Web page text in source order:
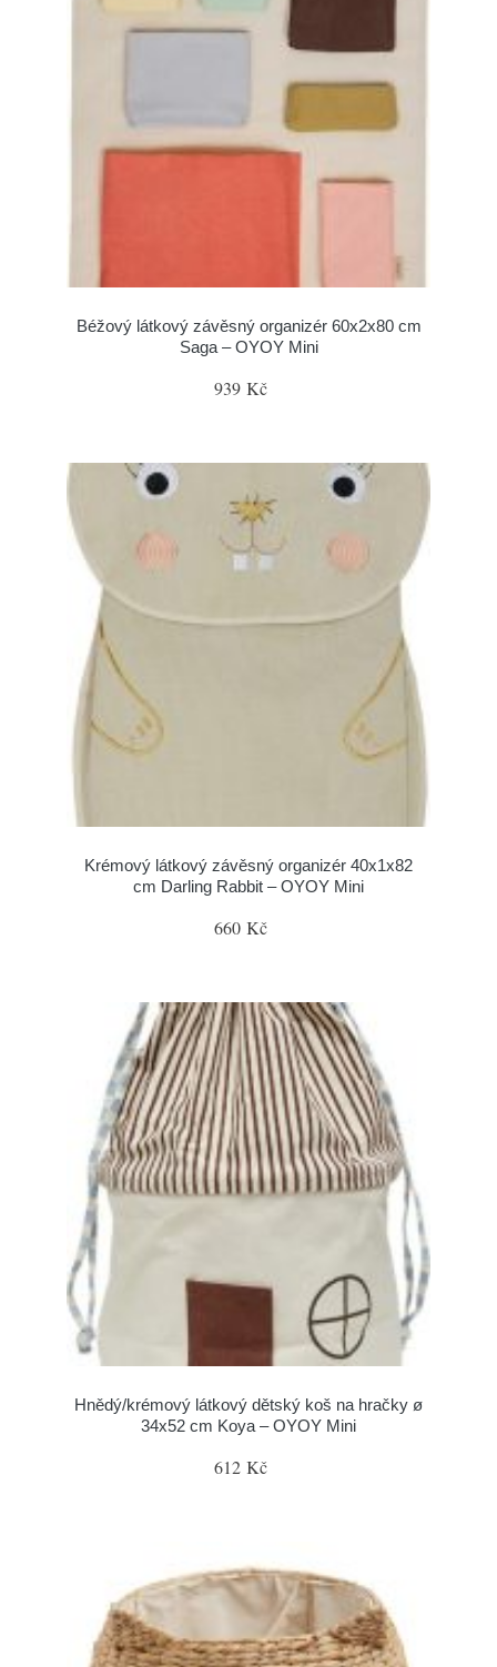
Béžový látkový závěsný organizér 60x2x80 cm
Saga – OYOY Mini
939 Kč
Krémový látkový závěsný organizér 40x1x82
cm Darling Rabbit – OYOY Mini
660 Kč
Hnědý/krémový látkový dětský koš na hračky ø
34x52 cm Koya – OYOY Mini
612 Kč